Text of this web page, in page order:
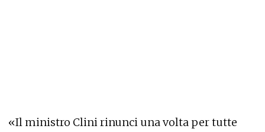
«Il ministro Clini rinunci una volta per tutte